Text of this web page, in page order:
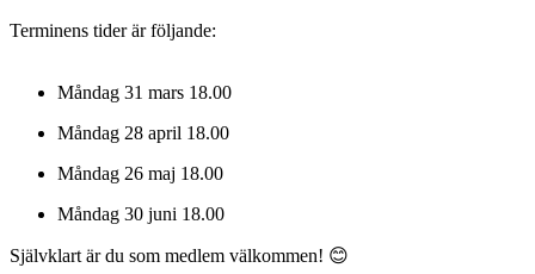
Terminens tider är följande:
Måndag 31 mars 18.00
Måndag 28 april 18.00
Måndag 26 maj 18.00
Måndag 30 juni 18.00
Självklart är du som medlem välkommen! 😊